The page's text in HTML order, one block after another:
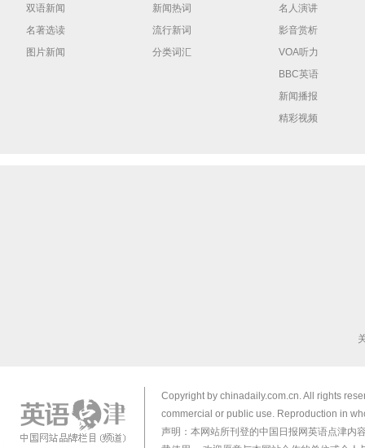
双语新闻
名著选读
图片新闻
新闻热词
流行新词
分类词汇
名人演讲
影音赏析
VOA听力
BBC英语
新闻播报
精彩视频
Copyright by chinadaily.com.cn. All rights
commercial or public use. Reproduction in
声明：本网站所刊登的中国日报网英语点津内